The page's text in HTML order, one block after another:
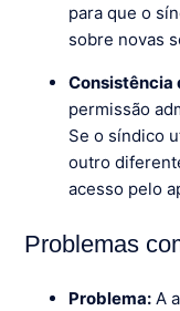
para que o
sobre novas
Consistência
permissão
Se o síndico
outro
acesso pelo
Problemas
Problema: A